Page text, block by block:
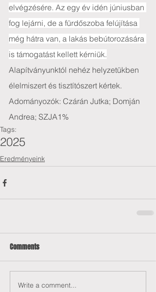
elvégzésére. Az egy év idén júniusban
fog lejárni, de a fürdőszoba felújítása
még hátra van, a lakás bebútorozására
is támogatást kellett kérniük.
Alapítványunktól nehéz helyzetükben
élelmiszert és tisztítószert kértek.
Adományozók: Czárán Jutka; Domján
Andrea; SZJA1%
Tags:
2025
Eredményeink
Comments
Write a comment...